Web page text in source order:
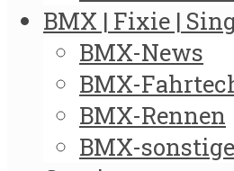
BMX | Fixie |
BMX-News
BMX-
BMX-Rennen
BMX-